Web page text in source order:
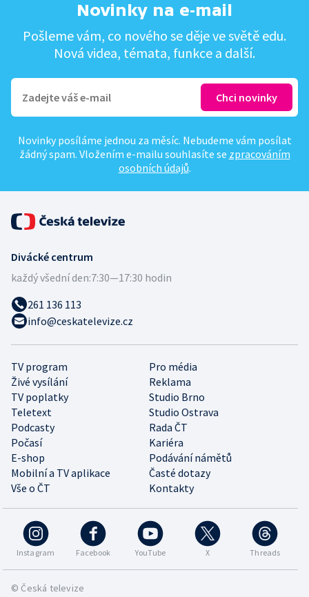
Novinky na e-mail
Pošleme vám, co nového se děje ve světě edu.
Nová videa, témata, funkce a další.
Novinky posíláme jednou za měsíc. Nebudeme vám posílat
žádný spam. Vložením e-mailu souhlasíte se zpracováním
osobních údajů.